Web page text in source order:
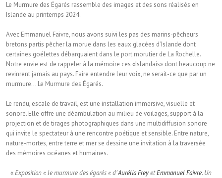
Le Murmure des Égarés rassemble des images et des sons réalisés en
Islande au printemps 2024.
Avec Emmanuel Faivre, nous avons suivi les pas des marins-pêcheurs
bretons partis pêcher la morue dans les eaux glacées d’Islande dont
certaines goélettes débarquaient dans le port morutier de La Rochelle.
Notre envie est de rappeler à la mémoire ces «Islandais» dont beaucoup ne
revinrent jamais au pays. Faire entendre leur voix, ne serait-ce que par un
murmure… Le Murmure des Égarés.
Le rendu, escale de travail, est une installation immersive, visuelle et
sonore. Elle offre une déambulation au milieu de voilages, support à la
projection et de tirages photographiques dans une multidiffusion sonore
qui invite le spectateur à une rencontre poétique et sensible. Entre nature,
nature-mortes, entre terre et mer se dessine une invitation à la traversée
des mémoires océanes et humaines.
«Exposition « le murmure des égarés « d’Aurélia FreyetEmmanuel Faivre. Un